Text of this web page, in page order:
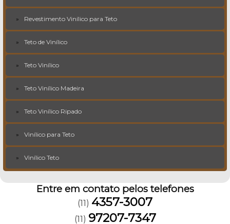
Revestimento Vinílico para Teto
Teto de Vinílico
Teto Vinílico
Teto Vinílico Madeira
Teto Vinílico Ripado
Vinílico para Teto
Vinílico Teto
Entre em contato pelos telefones
(11) 4357-3007
(11) 97207-7347